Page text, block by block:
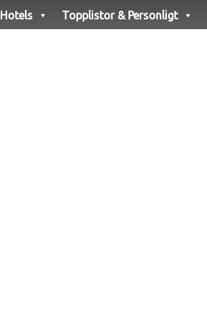
Hotels Topplistor & Personligt